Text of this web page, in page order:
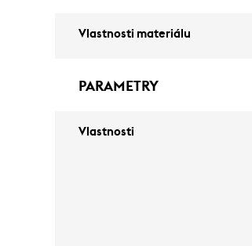
Vlastnosti materiálu
PARAMETRY
Vlastnosti